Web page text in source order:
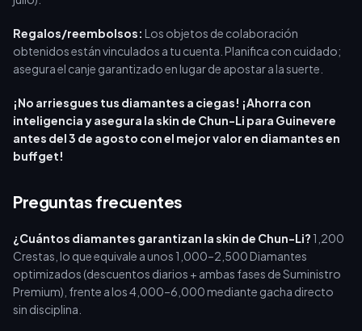
Regalos/reembolsos: Los objetos de colaboración
obtenidos están vinculados a tu cuenta. Planifica con cuidado;
asegura el canje garantizado en lugar de apostar a la suerte.
¡No arriesgues tus diamantes a ciegas! ¡Ahorra con
inteligencia y asegura la skin de Chun-Li para Guinevere
antes del 3 de agosto con el mejor valor en diamantes en
buffget!
Preguntas frecuentes
¿Cuántos diamantes garantizan la skin de Chun-Li? 1,200
Crestas, lo que equivale a unos 1,000–2,500 Diamantes
optimizados (descuentos diarios + ambas fases de Suministro
Premium), frente a los 4,000–6,000 mediante gacha directo
sin disciplina.